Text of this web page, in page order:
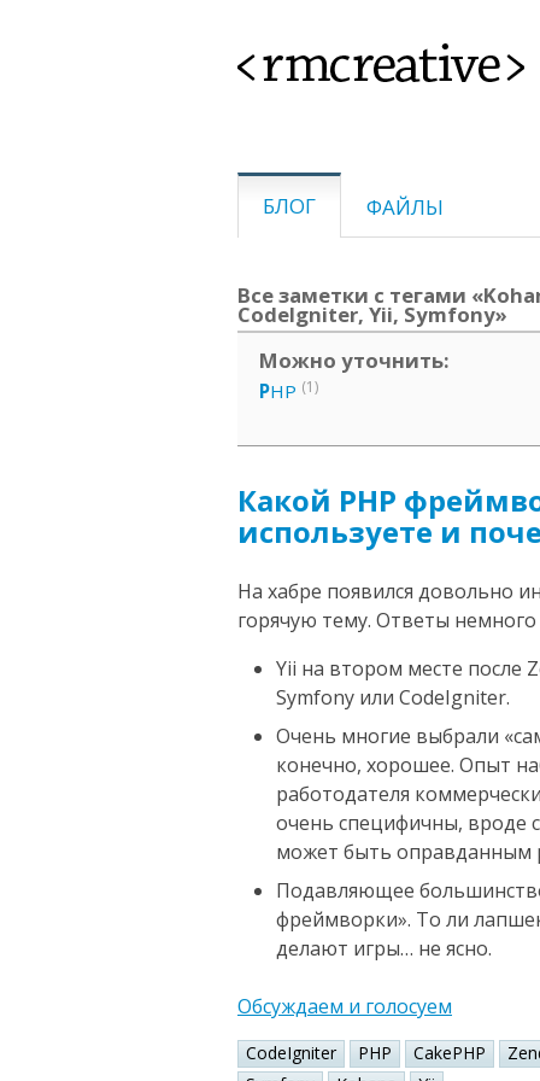
<rmcreative>
БЛОГ ФАЙЛЫ
Все заметки с тегами
CodeIgniter, Yii, Symfony»
Можно уточнить:
PHP (1)
Какой PHP
используете и
На хабре появился довольно
горячую тему. Ответы немного
Yii на втором месте после
Symfony или CodeIgniter.
Очень многие выбрали
конечно, хорошее. Опыт
работодателя
очень специфичны, вроде
может быть оправданным
Подавляющее
фреймворки». То ли
делают игры… не ясно.
Обсуждаем и голосуем
CodeIgniter PHP CakePHP